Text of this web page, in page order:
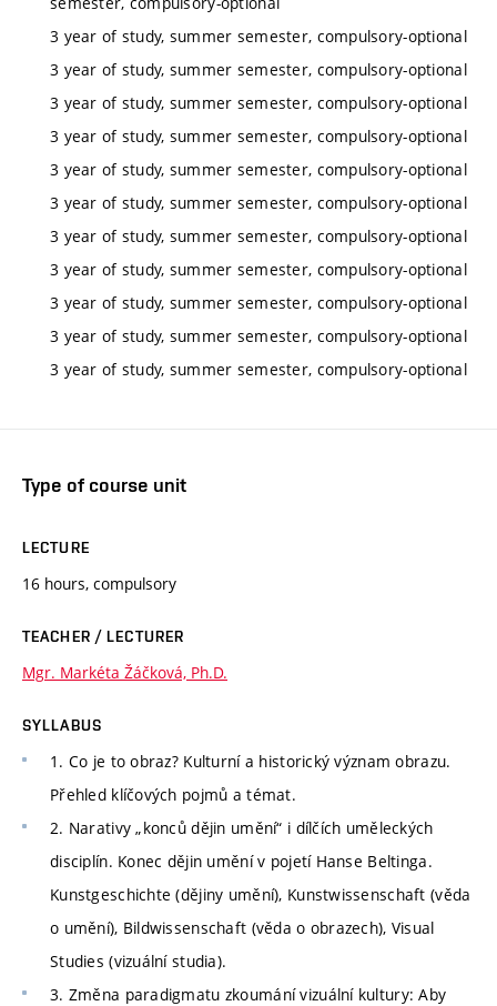
3 year of study, summer semester, compulsory-optional
3 year of study, summer semester, compulsory-optional
3 year of study, summer semester, compulsory-optional
3 year of study, summer semester, compulsory-optional
3 year of study, summer semester, compulsory-optional
3 year of study, summer semester, compulsory-optional
3 year of study, summer semester, compulsory-optional
3 year of study, summer semester, compulsory-optional
3 year of study, summer semester, compulsory-optional
3 year of study, summer semester, compulsory-optional
3 year of study, summer semester, compulsory-optional
Type of course unit
LECTURE
16 hours, compulsory
TEACHER / LECTURER
Mgr. Markéta Žáčková, Ph.D.
SYLLABUS
1. Co je to obraz? Kulturní a historický význam obrazu.
Přehled klíčových pojmů a témat.
2. Narativy „konců dějin umění“ i dílčích uměleckých
disciplín. Konec dějin umění v pojetí Hanse Beltinga.
Kunstgeschichte (dějiny umění), Kunstwissenschaft (věda
o umění), Bildwissenschaft (věda o obrazech), Visual
Studies (vizuální studia).
3. Změna paradigmatu zkoumání vizuální kultury: Aby